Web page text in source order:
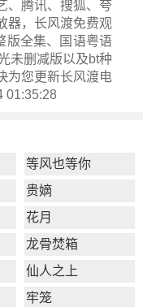
、腾讯、搜狐、夸
器，长风渡免费观
版全集、国语粤语
未删减版以及bt种
为您更新长风渡电
01:35:28
等风也等你
贵嫡
花月
龙骨焚箱
仙人之上
牢笼